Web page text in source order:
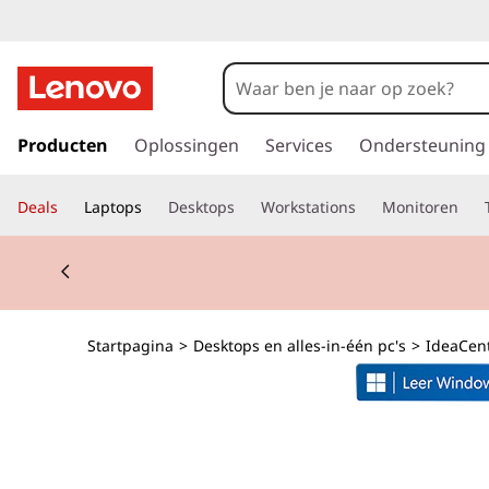
d
e
a
C
n
a
a
r
h
Producten Oplossingen Services Ondersteuning
Deals Laptops Desktops Workstations Monitoren
Currently displaying item 2 of 2
Startpagina > Desktops en alles-in-één pc's >